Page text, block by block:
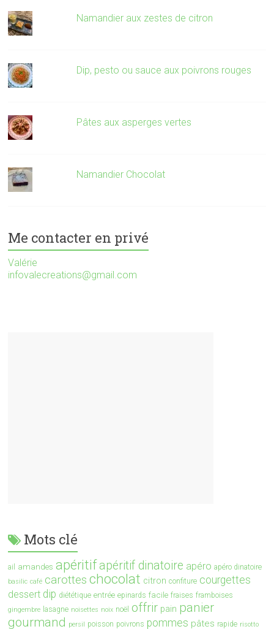
Namandier aux zestes de citron
Dip, pesto ou sauce aux poivrons rouges
Pâtes aux asperges vertes
Namandier Chocolat
Me contacter en privé
Valérie
infovalecreations@gmail.com
Mots clé
ail amandes apéritif apéritif dinatoire apéro apéro dinatoire
basilic café carottes chocolat citron confiture courgettes
dessert dip diététique entrée epinards facile fraises framboises
gingembre lasagne noisettes noix noël offrir pain panier
gourmand
persil poisson poivrons pommes pâtes rapide risotto